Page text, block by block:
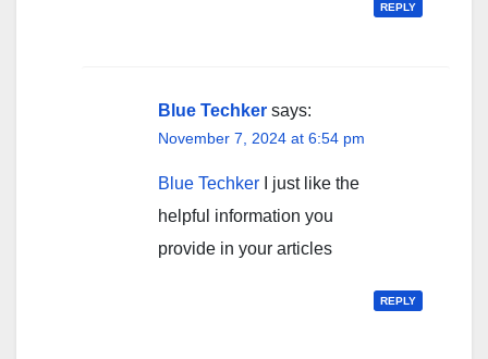
REPLY
Blue Techker says:
November 7, 2024 at 6:54 pm
Blue Techker I just like the
helpful information you
provide in your articles
REPLY